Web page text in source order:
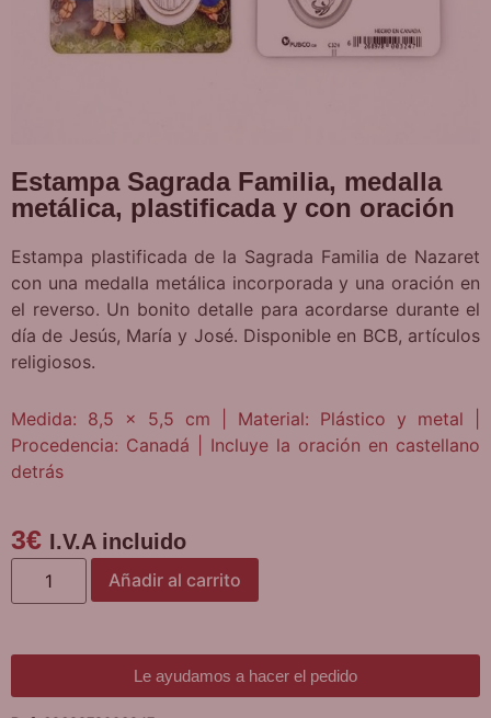
Estampa Sagrada Familia, medalla
metálica, plastificada y con oración
Estampa plastificada de la Sagrada Familia de Nazaret
con una medalla metálica incorporada y una oración en
el reverso. Un bonito detalle para acordarse durante el
día de Jesús, María y José. Disponible en BCB, artículos
religiosos.
Medida: 8,5 x 5,5 cm | Material: Plástico y metal |
Procedencia: Canadá | Incluye la oración en castellano
detrás
3€ I.V.A incluido
Añadir al carrito
Le ayudamos a hacer el pedido